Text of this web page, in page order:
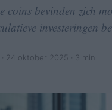
coins bevinden zich
investeringen
24 oktober 2025 · 3 min